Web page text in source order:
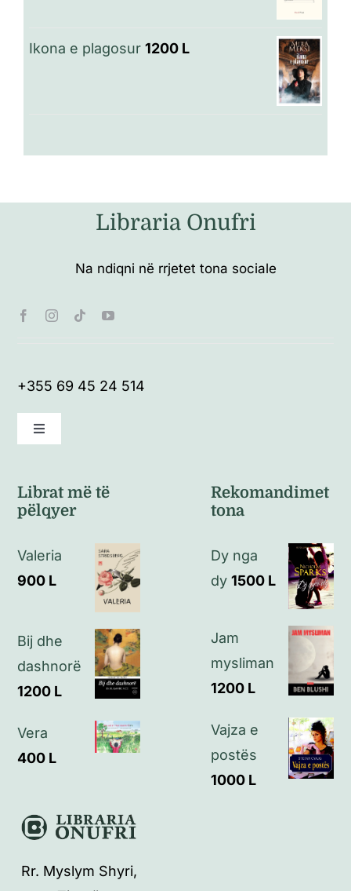
Ikona e plagosur 1200 L
Libraria Onufri
Na ndiqni në rrjetet tona sociale
+355 69 45 24 514
Toggle
Politikat e kthimeve
Politikat e privatësisë
Kontakt
Librat më të
pëlqyer
Valeria
900 L
Bij dhe
dashnorë
1200 L
Vera
400 L
Rekomandimet
tona
Dy nga
dy 1500 L
Jam
mysliman
1200 L
Vajza e
postës
1000 L
Rr. Myslym Shyri,